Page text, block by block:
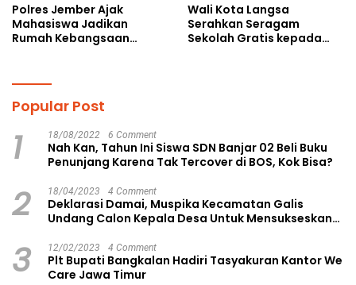
Polres Jember Ajak
Mahasiswa Jadikan
Rumah Kebangsaan
Wali Kota Langsa
Serahkan Seragam
Sekolah Gratis kepada
Popular Post
1 18/08/2022 6 Comment
Nah Kan, Tahun Ini Siswa SDN Banjar 02 Beli Buku
Penunjang Karena Tak Tercover di BOS, Kok Bisa?
2 18/04/2023 4 Comment
Deklarasi Damai, Muspika Kecamatan Galis
Undang Calon Kepala Desa Untuk Mensukseskan
3 12/02/2023 4 Comment
Plt Bupati Bangkalan Hadiri Tasyakuran Kantor We
Care Jawa Timur